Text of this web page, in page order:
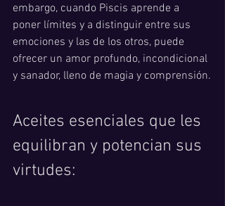
embargo, cuando Piscis aprende a
poner límites y a distinguir entre sus
emociones y las de los otros, puede
ofrecer un amor profundo, incondicional
y sanador, lleno de magia y comprensión.
Aceites esenciales que les
equilibran y potencian sus
virtudes: